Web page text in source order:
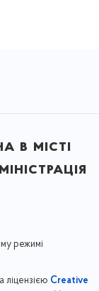
в місті
режимі
ліцензією Creative